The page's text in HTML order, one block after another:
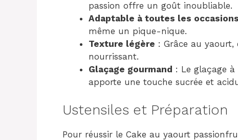
passion offre un goût inoubliable.
Adaptable à toutes les occasions
même un pique-nique.
Texture légère : Grâce au
nourrissant.
Glaçage gourmand : Le glaçage
apporte une touche sucrée et
Ustensiles et Préparation
Pour réussir le Cake au yaourt